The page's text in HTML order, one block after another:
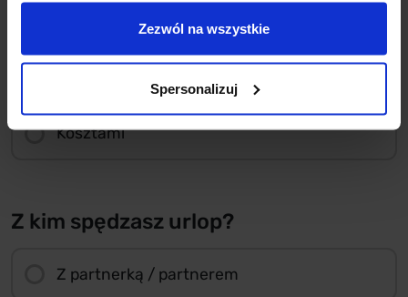
Zezwól na wszystkie
Spersonalizuj
Swoimi potrzebami i marzeniami
Kosztami
Z kim spędzasz urlop?
Z partnerką / partnerem